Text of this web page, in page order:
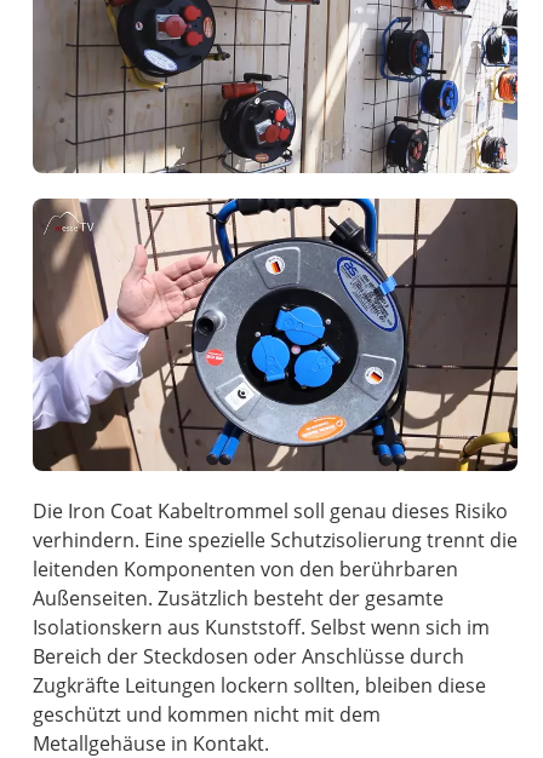
Die Iron Coat Kabeltrommel soll genau dieses Risiko
verhindern. Eine spezielle Schutzisolierung trennt die
leitenden Komponenten von den berührbaren
Außenseiten. Zusätzlich besteht der gesamte
Isolationskern aus Kunststoff. Selbst wenn sich im
Bereich der Steckdosen oder Anschlüsse durch
Zugkräfte Leitungen lockern sollten, bleiben diese
geschützt und kommen nicht mit dem
Metallgehäuse in Kontakt.